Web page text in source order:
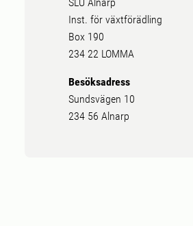
Inst. för växtförädling
Box 190
234 22 LOMMA
Besöksadress
Sundsvägen 10
234 56 Alnarp